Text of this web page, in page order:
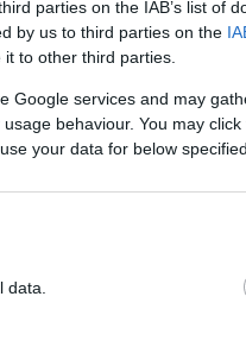
parties on the IAB’s list of
by us to third parties on the
to other third parties.
Google services and may
behaviour. You may
your data for below
Europa, em
preços ao
entre os
(BCE) em
os
com os